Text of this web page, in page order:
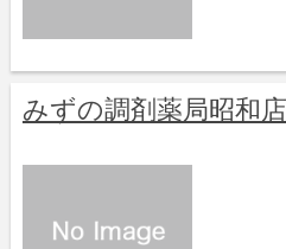
みずの調剤薬局昭和店